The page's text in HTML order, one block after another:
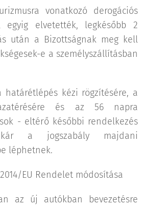
vonatkozó derogációs
egyig elvetették, legkésőbb 2
után a Bizottságnak meg kell
e a személyszállításban
határétlépés kézi rögzítésére, a
és az 56 napra
- eltérő későbbi rendelkezés
a jogszabály majdani
léphetnek.
2014/EU Rendelet módosítása
az új autókban bevezetésre